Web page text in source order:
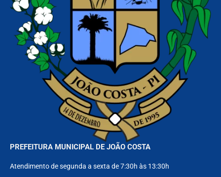
PREFEITURA MUNICIPAL DE JOÃO COSTA
Atendimento de segunda a sexta de 7:30h às 13:30h